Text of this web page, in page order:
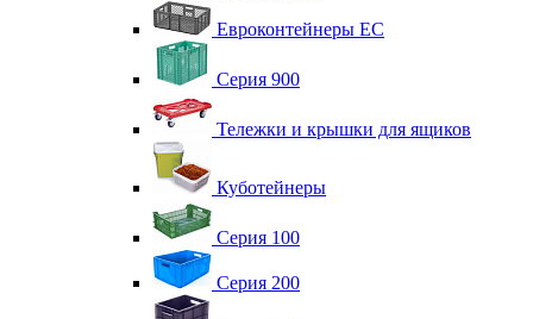
Евроконтейнеры ЕС
Серия 900
Тележки и крышки для ящиков
Куботейнеры
Серия 100
Серия 200